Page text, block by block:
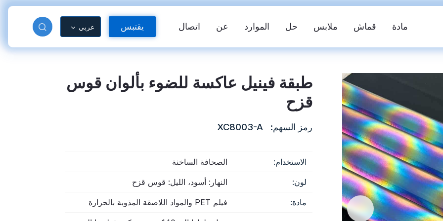
مادة قماش ملابس حل الموارد عن اتصال يقتبس عربي
سترة السلامة شريط عاكس FR مادة عاكسة
النسيج
طبقة فينيل عاكسة للضوء بألوان قوس
قزح
رمز السهم: XC8003-A
الاستخدام: الصحافة الساخنة
لون: النهار: أسود، الليل: قوس قزح
مادة: فيلم PET والمواد اللاصقة المذوبة بالحرارة